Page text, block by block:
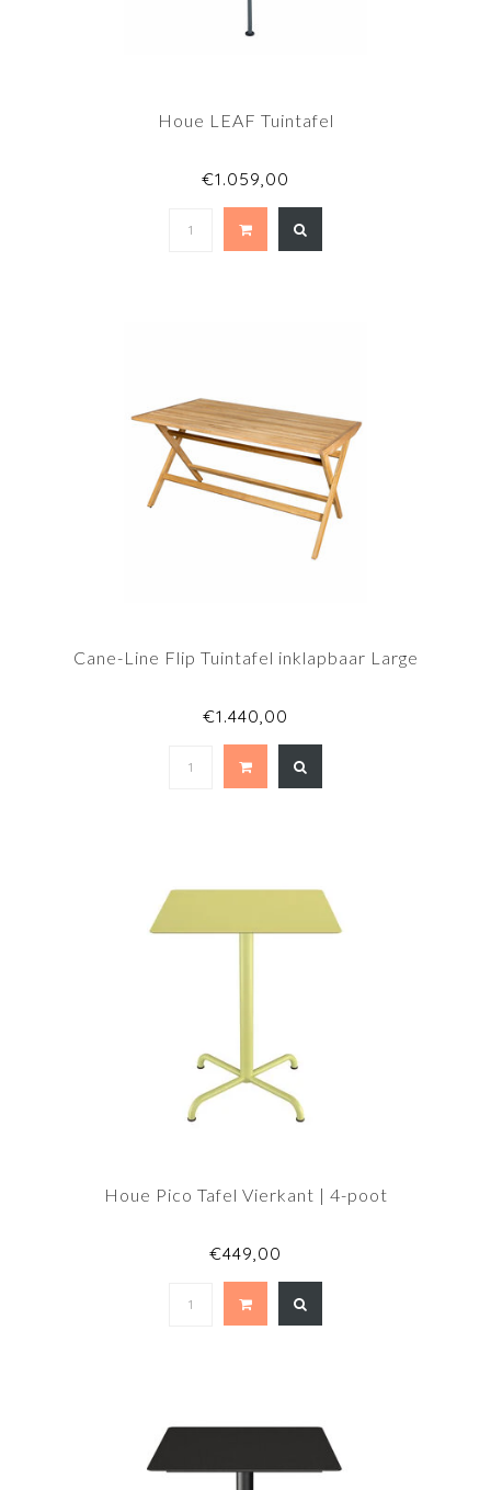
Houe LEAF Tuintafel
€1.059,00
Cane-Line Flip Tuintafel inklapbaar Large
€1.440,00
Houe Pico Tafel Vierkant | 4-poot
€449,00